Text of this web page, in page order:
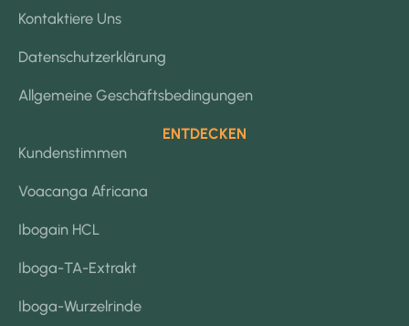
Kontaktiere Uns
Datenschutzerklärung
Allgemeine Geschäftsbedingungen
ENTDECKEN
Kundenstimmen
Voacanga Africana
Ibogain HCL
Iboga-TA-Extrakt
Iboga-Wurzelrinde